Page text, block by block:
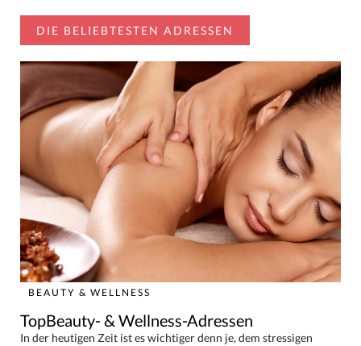
DIE BELIEBTESTEN ADRESSEN
BEAUTY & WELLNESS
TopBeauty- & Wellness-Adressen
In der heutigen Zeit ist es wichtiger denn je, dem stressigen